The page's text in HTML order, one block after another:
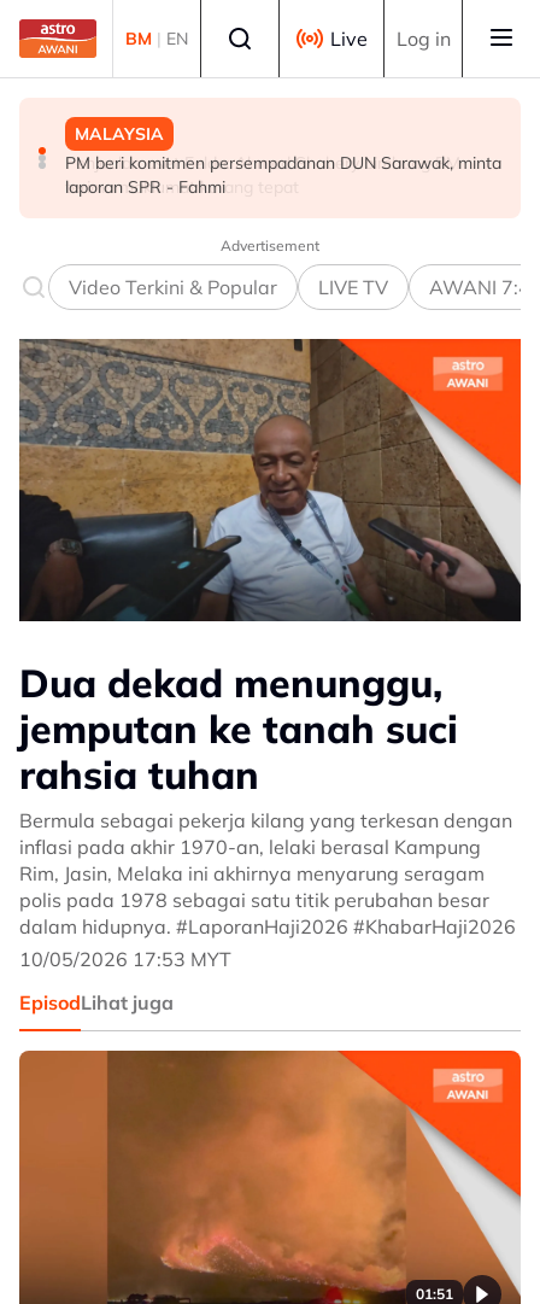
Skip to main content
BM | EN Live Log in
MALAYSIA
PM beri komitmen persempadanan DUN Sarawak, minta
laporan SPR - Fahmi
SUKAN
Final Masters Korea: Eksperimen berjaya, beregu
'scratch pair' negara muncul juara!
MALAYSIA
Penjualan aset Felda: Ahmad Shabery bimbang PM
terima maklumat kurang tepat
Advertisement
Video Terkini & Popular LIVE TV AWANI
Dua dekad menunggu,
jemputan ke tanah suci
rahsia tuhan
Bermula sebagai pekerja kilang yang terkesan dengan
inflasi pada akhir 1970-an, lelaki berasal Kampung
Rim, Jasin, Melaka ini akhirnya menyarung seragam
polis pada 1978 sebagai satu titik perubahan besar
dalam hidupnya. #LaporanHaji2026 #KhabarHaji2026
10/05/2026 17:53 MYT
EpisodLihat juga
01:51